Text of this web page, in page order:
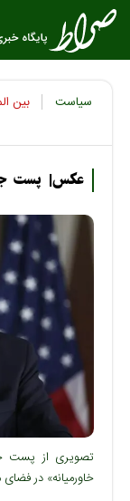
سیاست بین
عکس| پست
تصویری از پست
خاورمیانه» در